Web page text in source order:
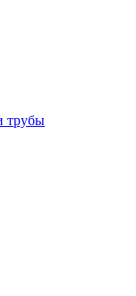
трубы